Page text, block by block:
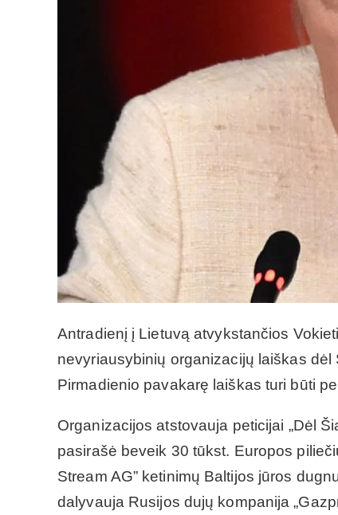
Antradienį į Lietuvą atvykstančios
nevyriausybinių organizacijų laiškas
Pirmadienio pavakarę laiškas turi būti
Organizacijos atstovauja peticijai „Dėl
pasirašė beveik 30 tūkst. Europos
Stream AG” ketinimų Baltijos jūros
dalyvauja Rusijos dujų kompanija